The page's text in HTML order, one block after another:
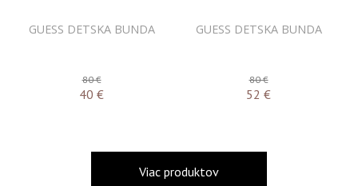
GUESS DETSKA BUNDA
80 €
40 €
GUESS DETSKA BUNDA
80 €
52 €
Viac produktov